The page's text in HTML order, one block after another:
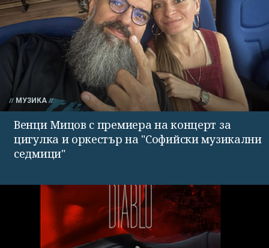
МУЗИКА
Венци Мицов с премиера на концерт за
цигулка и оркестър на "Софийски музикални
седмици"